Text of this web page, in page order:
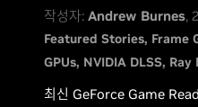
작성자:Andrew Burnes,
Featured Stories Frame
GPUs NVIDIA DLSS Ray
최신 GeForce Game